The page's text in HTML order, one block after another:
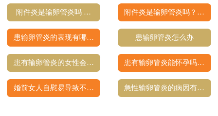
附件炎是输卵管炎吗 … 附件炎是输卵管炎吗？…
患输卵管炎的表现有哪… 患输卵管炎怎么办
患有输卵管炎的女性会… 患有输卵管炎能怀孕吗…
婚前女人自慰易导致不… 急性输卵管炎的病因有…